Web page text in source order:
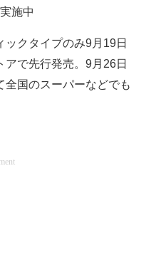
施中
クタイプのみ9月19日
で先行発売。9月26日
全国のスーパーなどでも